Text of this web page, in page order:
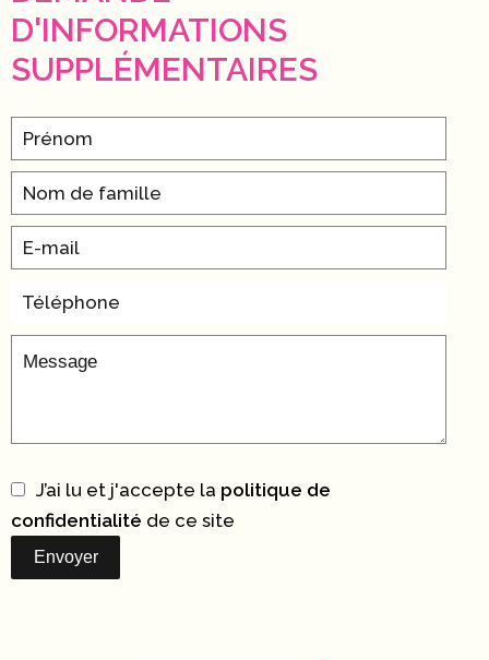
D'INFORMATIONS
SUPPLÉMENTAIRES
J’ai lu et j'accepte la politique de
confidentialité de ce site
Envoyer